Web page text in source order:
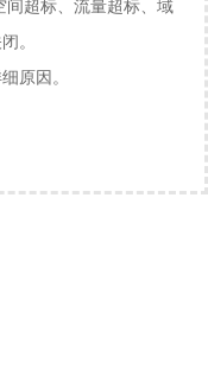
超标、流量超标、域
。
原因。